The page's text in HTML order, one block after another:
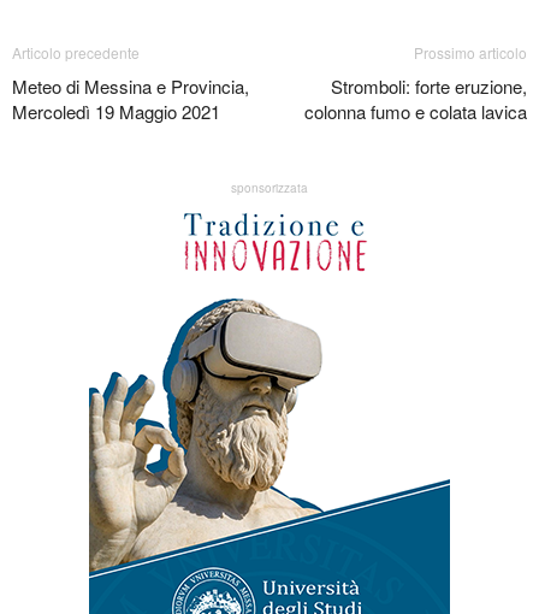
Articolo precedente
Meteo di Messina e Provincia,
Mercoledì 19 Maggio 2021
Prossimo articolo
Stromboli: forte eruzione,
colonna fumo e colata lavica
sponsorizzata